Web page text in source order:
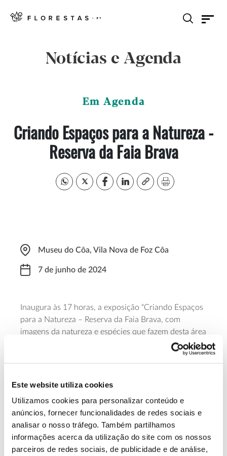
Este website utiliza cookies
Utilizamos cookies para personalizar conteúdo e
anúncios, fornecer funcionalidades de redes sociais e
analisar o nosso tráfego. Também partilhamos
informações acerca da utilização do site com os nossos
parceiros de redes sociais, de publicidade e de análise,
Notícias e Agenda
Em Agenda
Criando Espaços para a Natureza -
Reserva da Faia Brava
Museu do Côa, Vila Nova de Foz Côa
7 de junho de 2024
Inaugura às 17 horas, a exposição “Criando Espaços
para a Natureza – Reserva da Faia Brava, com
imagens da natureza e espécies que fazem desta área
protegida privada a sua casa. A exposição de
fotografia é da autoria de Daniel Cortesão Gil, Hugo
Museu de Foz Coa
13.07.2026